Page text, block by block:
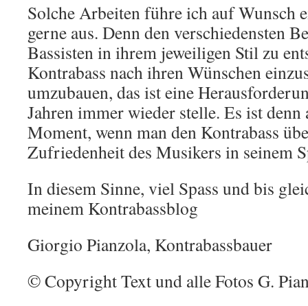
Solche Arbeiten führe ich auf Wunsch
gerne aus. Denn den verschiedensten
Bassisten in ihrem jeweiligen Stil zu
Kontrabass nach ihren Wünschen
umzubauen, das ist eine
Jahren immer wieder stelle. Es ist denn
Moment, wenn man den Kontrabass
Zufriedenheit des Musikers in seinem
In diesem Sinne, viel Spass und bis
meinem Kontrabassblog
Giorgio Pianzola, Kontrabassbauer
© Copyright Text und alle Fotos G.